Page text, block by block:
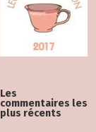
Les
commentaires les
plus récents